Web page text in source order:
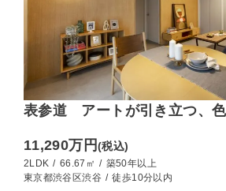
表参道 アートが引き立つ、
11,290万円(税込)
2LDK / 66.67㎡ / 築50年以上
東京都渋谷区渋谷 / 徒歩10分以内